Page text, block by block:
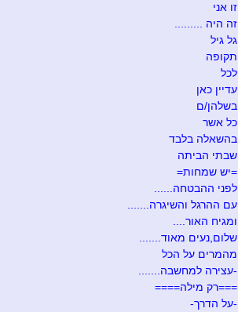
זו אני
זה היה .........
גל גיל
תקופה
לכל
עדיין כאן
בשלהן/ם
כל אשר
בהשאלה בלבד
שבתי הביתה
=יש שמחות=
לפני ההבטחה......
עם ההרגל והשיגרה.......
ומגיח האור....
שלום,נעים מאוד.......
מהמרים על הכל
-עצירה למחשבה.......
===רק מילה====
-על הדרך-